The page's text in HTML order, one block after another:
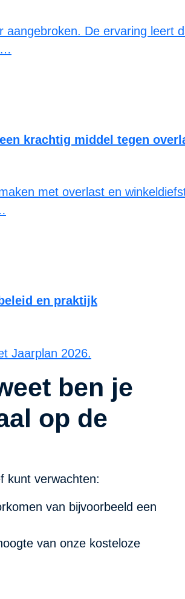
aangebroken. De ervaring leert
krachtig middel tegen
met overlast en
en praktijk
Jaarplan 2026.
ben je
op de
kunt verwachten:
van bijvoorbeeld een
van onze kosteloze